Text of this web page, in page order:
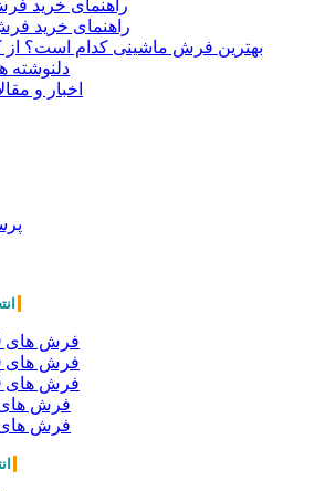
راهنمای خرید
راهنمای خرید
بهترین فرش ماشینی کدام است؟ از
اخبار و
فرش های 1500 شانه
فرش های 1200 شانه
فرش های 1000 شانه
فرش های 500
فرش های 700